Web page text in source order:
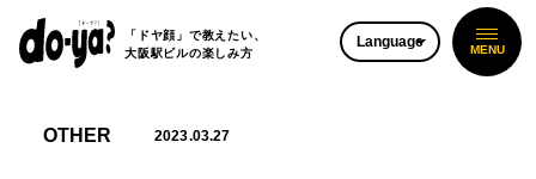
「ドヤ顔」で教えたい、
大阪駅ビルの楽しみ方
Language
OTHER 2023.03.27